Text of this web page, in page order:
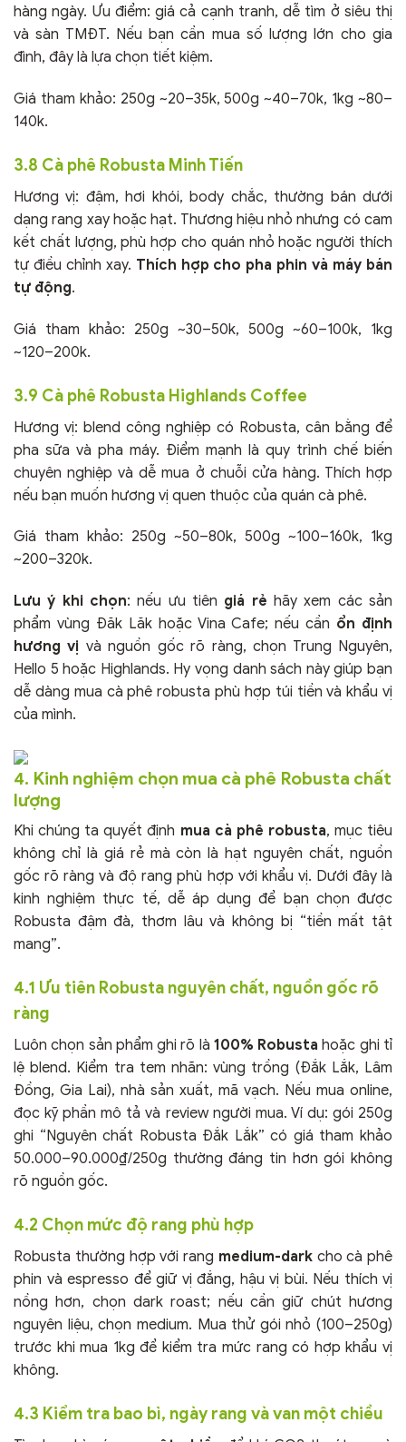
hàng ngày. Ưu điểm: giá cả cạnh tranh, dễ tìm ở siêu thị
và sàn TMĐT. Nếu bạn cần mua số lượng lớn cho gia
đình, đây là lựa chọn tiết kiệm.
Giá tham khảo: 250g ~20–35k, 500g ~40–70k, 1kg ~80–
140k.
3.8 Cà phê Robusta Minh Tiến
Hương vị: đậm, hơi khói, body chắc, thường bán dưới
dạng rang xay hoặc hạt. Thương hiệu nhỏ nhưng có cam
kết chất lượng, phù hợp cho quán nhỏ hoặc người thích
tự điều chỉnh xay. Thích hợp cho pha phin và máy bán
tự động.
Giá tham khảo: 250g ~30–50k, 500g ~60–100k, 1kg
~120–200k.
3.9 Cà phê Robusta Highlands Coffee
Hương vị: blend công nghiệp có Robusta, cân bằng để
pha sữa và pha máy. Điểm mạnh là quy trình chế biến
chuyên nghiệp và dễ mua ở chuỗi cửa hàng. Thích hợp
nếu bạn muốn hương vị quen thuộc của quán cà phê.
Giá tham khảo: 250g ~50–80k, 500g ~100–160k, 1kg
~200–320k.
Lưu ý khi chọn: nếu ưu tiên giá rẻ hãy xem các sản
phẩm vùng Đăk Lăk hoặc Vina Cafe; nếu cần ổn định
hương vị và nguồn gốc rõ ràng, chọn Trung Nguyên,
Hello 5 hoặc Highlands. Hy vọng danh sách này giúp bạn
dễ dàng mua cà phê robusta phù hợp túi tiền và khẩu vị
của mình.
4. Kinh nghiệm chọn mua cà phê Robusta chất
lượng
Khi chúng ta quyết định mua cà phê robusta, mục tiêu
không chỉ là giá rẻ mà còn là hạt nguyên chất, nguồn
gốc rõ ràng và độ rang phù hợp với khẩu vị. Dưới đây là
kinh nghiệm thực tế, dễ áp dụng để bạn chọn được
Robusta đậm đà, thơm lâu và không bị “tiền mất tật
mang”.
4.1 Ưu tiên Robusta nguyên chất, nguồn gốc rõ
ràng
Luôn chọn sản phẩm ghi rõ là 100% Robusta hoặc ghi tỉ
lệ blend. Kiểm tra tem nhãn: vùng trồng (Đắk Lắk, Lâm
Đồng, Gia Lai), nhà sản xuất, mã vạch. Nếu mua online,
đọc kỹ phần mô tả và review người mua. Ví dụ: gói 250g
ghi “Nguyên chất Robusta Đắk Lắk” có giá tham khảo
50.000–90.000₫/250g thường đáng tin hơn gói không
rõ nguồn gốc.
4.2 Chọn mức độ rang phù hợp
Robusta thường hợp với rang medium-darkcho cà phê
phin và espresso để giữ vị đắng, hậu vị bùi. Nếu thích vị
nồng hơn, chọn dark roast; nếu cần giữ chút hương
nguyên liệu, chọn medium. Mua thử gói nhỏ (100–250g)
trước khi mua 1kg để kiểm tra mức rang có hợp khẩu vị
không.
4.3 Kiểm tra bao bì, ngày rang và van một chiều